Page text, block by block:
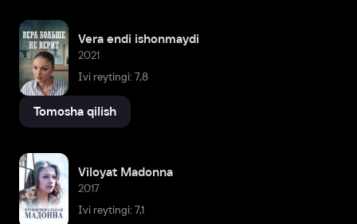
Vera endi ishonmaydi
2021
Ivi reytingi: 7,8
Tomosha qilish
Viloyat Madonna
2017
Ivi reytingi: 7,1